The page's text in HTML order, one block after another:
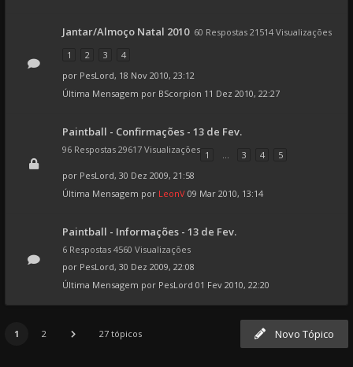
Jantar/Almoço Natal 2010 60 Respostas 21514 Visualizações
1
2 3
4
por PesLord, 18 Nov 2010, 23:12
Última Mensagem por BScorpion 11 Dez 2010, 22:27
Paintball - Confirmações - 13 de Fev.
96 Respostas 29617 Visualizações 1 ... 3 4
5
por PesLord, 30 Dez 2009, 21:58
Última Mensagem por LeonV 09 Mar 2010, 13:14
Paintball - Informações - 13 de Fev.
6 Respostas 4560 Visualizações
por PesLord, 30 Dez 2009, 22:08
Última Mensagem por PesLord 01 Fev 2010, 22:20
Novo Tópico
1 2 27 tópicos